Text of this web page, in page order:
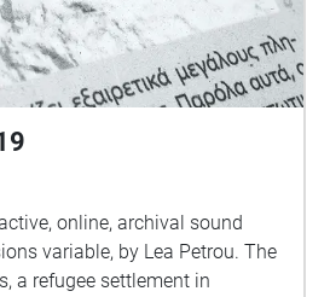
online, archival sound
variable, by Lea Petrou. The
a refugee settlement in